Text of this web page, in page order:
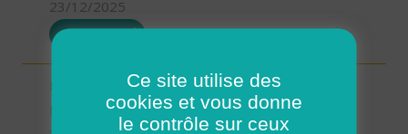
23/12/2025
POSTULER
INTERVENANT.E A DOMICILE - MARTIGNE-
RETIERS (H/F)
Ce site utilise des
cookies et vous donne
le contrôle sur ceux